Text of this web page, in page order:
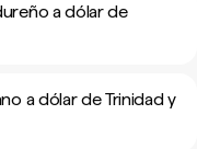
a dólar de
a dólar de Trinidad y